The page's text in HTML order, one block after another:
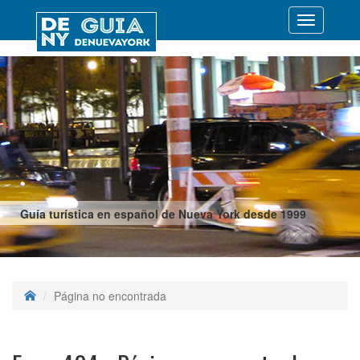
Guía turística en español de Nueva York desde 1999
Desplegar
Página no encontrada